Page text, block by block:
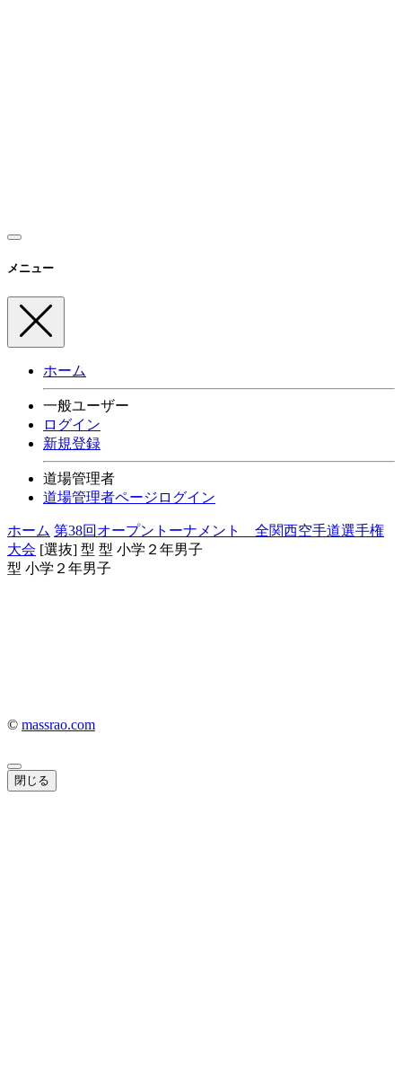
メニュー
ホーム
一般ユーザー
ログイン
新規登録
道場管理者
道場管理者ページログイン
ホーム 第38回オープントーナメント 全関西空手道選手権
大会 [選抜] 型 型 小学２年男子
型 小学２年男子
© massrao.com
閉じる